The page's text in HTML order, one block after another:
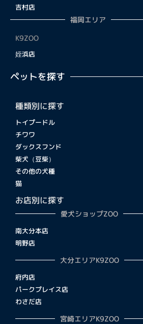
吉村店
福岡エリア
K9ZOO
姪浜店
ペットを探す
種類別に探す
トイプードル
チワワ
ダックスフンド
柴犬（豆柴）
その他の犬種
猫
お店別に探す
愛犬ショップZOO
南大分本店
明野店
大分エリアK9ZOO
府内店
パークプレイス店
わさだ店
宮崎エリアK9ZOO